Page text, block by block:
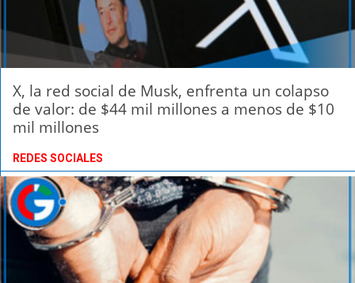
X, la red social de Musk, enfrenta un colapso
de valor: de $44 mil millones a menos de $10
mil millones
REDES SOCIALES